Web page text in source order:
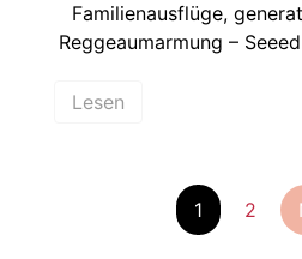
Familienausflüge,
Reggeaumarmung –
Lesen
1 2